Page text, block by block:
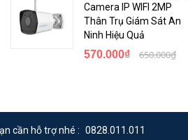
Camera IP WIFI 2MP
Thân Trụ Giám Sát An
Ninh Hiệu Quả
570.000₫ 650.000₫
cần hỗ trợ nhé : 0828.011.011